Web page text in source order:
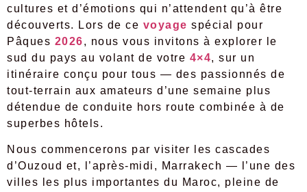
cultures et d’émotions qui n’attendent qu’à être
découverts. Lors de ce voyage spécial pour
Pâques 2026, nous vous invitons à explorer le
sud du pays au volant de votre 4×4, sur un
itinéraire conçu pour tous — des passionnés de
tout-terrain aux amateurs d’une semaine plus
détendue de conduite hors route combinée à de
superbes hôtels.
Nous commencerons par visiter les cascades
d’Ouzoud et, l’après-midi, Marrakech — l’une des
villes les plus importantes du Maroc, pleine de